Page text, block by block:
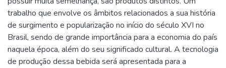
trabalho que envolve os âmbitos relacionados a sua história
de surgimento e popularização no início do século XVI no
Brasil, sendo de grande importância para a economia do país
naquela época, além do seu significado cultural. A tecnologia
de produção dessa bebida será apresentada para a